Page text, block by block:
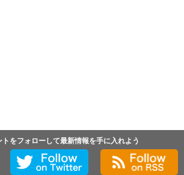
をフォローして最新情報を手に入れよう